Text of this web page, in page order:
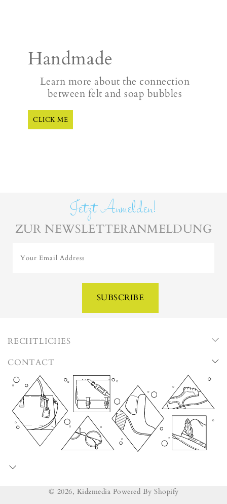
Handmade
Learn more about the connection
between felt and soap bubbles
CLICK ME
Jetzt Anmelden!
ZUR NEWSLETTERANMELDUNG
Your Email Address
SUBSCRIBE
RECHTLICHES
CONTACT
© 2026, Kidzmedia Powered By Shopify